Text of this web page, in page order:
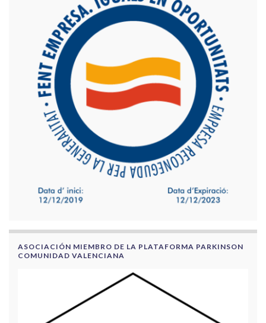
ASOCIACIÓN MIEMBRO DE LA PLATAFORMA PARKINSON
COMUNIDAD VALENCIANA